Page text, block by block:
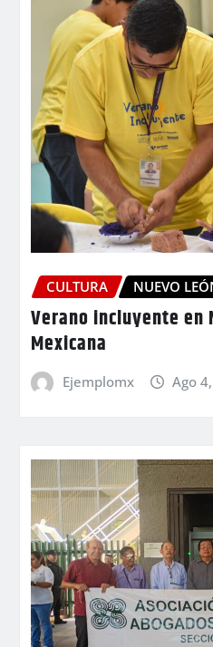
CULTURA NUEVO
Verano incluyente en
Mexicana
Ejemplomx Ago